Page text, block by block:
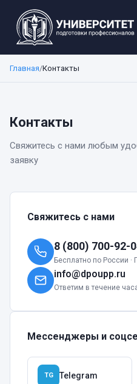
Главная/Контакты
Контакты
Свяжитесь с нами любым
заявку
Свяжитесь с нами
8 (800) 700-92-
Бесплатно по России ·
info@dpoupp.ru
Ответим в течение
Мессенджеры и
TG Telegram